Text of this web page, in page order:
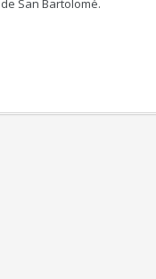
San Bartolomé.